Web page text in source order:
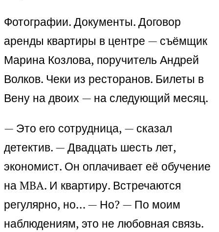
Фотографии. Документы. Договор
аренды квартиры в центре — съёмщик
Марина Козлова, поручитель Андрей
Волков. Чеки из ресторанов. Билеты в
Вену на двоих — на следующий месяц.
— Это его сотрудница, — сказал
детектив. — Двадцать шесть лет,
экономист. Он оплачивает её обучение
на MBA. И квартиру. Встречаются
регулярно, но… — Но? — По моим
наблюдениям, это не любовная связь.